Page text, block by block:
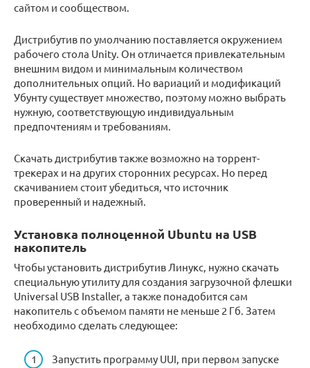
сайтом и сообществом.
Дистрибутив по умолчанию поставляется окружением
рабочего стола Unity. Он отличается привлекательным
внешним видом и минимальным количеством
дополнительных опций. Но вариаций и модификаций
Убунту существует множество, поэтому можно выбрать
нужную, соответствующую индивидуальным
предпочтениям и требованиям.
Скачать дистрибутив также возможно на торрент-
трекерах и на других сторонних ресурсах. Но перед
скачиванием стоит убедиться, что источник
проверенный и надежный.
Установка полноценной Ubuntu на USB
накопитель
Чтобы установить дистрибутив Линукс, нужно скачать
специальную утилиту для создания загрузочной флешки
Universal USB Installer, а также понадобится сам
накопитель с объемом памяти не меньше 2 Гб. Затем
необходимо сделать следующее:
Запустить программу UUI, при первом запуске